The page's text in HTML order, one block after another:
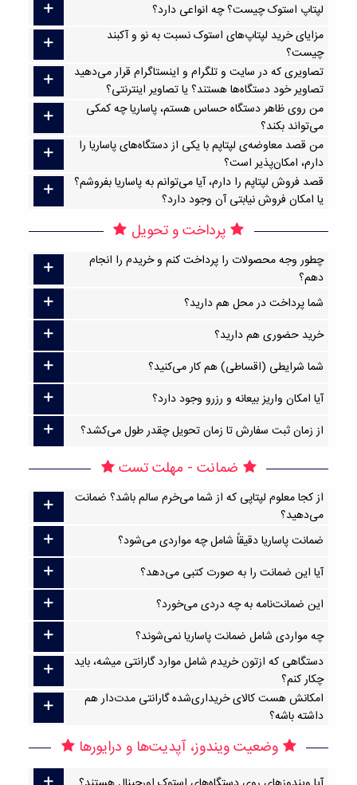
لپتاپ استوک چیست؟ چه انواعی دارد؟
مزایای خرید لپتاپ‌های استوک نسبت به نو و آکبند
چیست؟
تصاویری که در سایت و تلگرام و اینستاگرام قرار می‌دهید
تصاویر خود دستگاه‌ها هستند؟ یا تصاویر اینترنتی؟
من روی ظاهر دستگاه حساس هستم، پاساریا چه کمکی
می‌تواند بکند؟
من قصد معاوضه‌ی لپتاپم با یکی از دستگاه‌های پاساریا را
دارم، امکان‌پذیر است؟
قصد فروش لپتاپم را دارم، آیا می‌توانم به پاساریا بفروشم؟
یا امکان فروش نیابتی آن وجود دارد؟
پرداخت و تحویل
چطور وجه محصولات را پرداخت کنم و خریدم را انجام
دهم؟
شما پرداخت در محل هم دارید؟
خرید حضوری هم دارید؟
شما شرایطی (اقساطی) هم کار می‌کنید؟
آیا امکان واریز بیعانه و رزرو وجود دارد؟
از زمان ثبت سفارش تا زمان تحویل چقدر طول می‌کشد؟
ضمانت - مهلت تست
از کجا معلوم لپتاپی که از شما می‌خرم سالم باشد؟ ضمانت
می‌دهید؟
ضمانت پاساریا دقیقاً شامل چه مواردی می‌شود؟
آیا این ضمانت را به صورت کتبی می‌دهد؟
این ضمانت‌نامه به چه دردی می‌خورد؟
چه مواردی شامل ضمانت پاساریا نمی‌شوند؟
دستگاهی که ازتون خریدم شامل موارد گارانتی میشه، باید
چکار کنم؟
امکانش هست کالای خریداری‌شده گارانتی مدت‌دار هم
داشته باشه؟
وضعیت ویندوز، آپدیت‌ها و درایورها